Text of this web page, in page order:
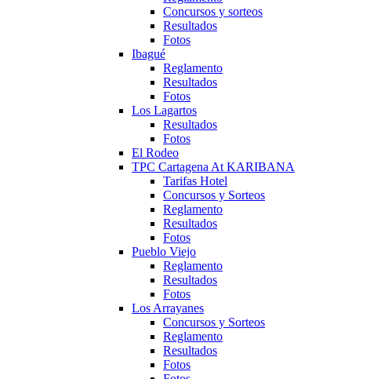
Concursos y sorteos
Resultados
Fotos
Ibagué
Reglamento
Resultados
Fotos
Los Lagartos
Resultados
Fotos
El Rodeo
TPC Cartagena At KARIBANA
Tarifas Hotel
Concursos y Sorteos
Reglamento
Resultados
Fotos
Pueblo Viejo
Reglamento
Resultados
Fotos
Los Arrayanes
Concursos y Sorteos
Reglamento
Resultados
Fotos